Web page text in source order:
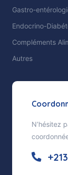
Gastro-
Endocrino-
Compléments
Autres
N’hésitez